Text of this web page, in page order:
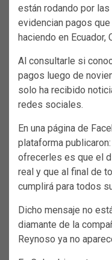
están rodando por
evidencian pagos
haciendo en Ecuador,
Al consultarle si
pagos luego de
solo ha recibido
redes sociales.
En una página de
plataforma
ofrecerles es que el
real y que al final de
cumplirá para todos
Dicho mensaje no
diamante de la
Reynoso ya no